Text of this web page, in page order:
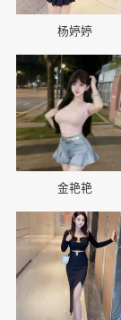
杨婷婷
📷
金艳艳
📷